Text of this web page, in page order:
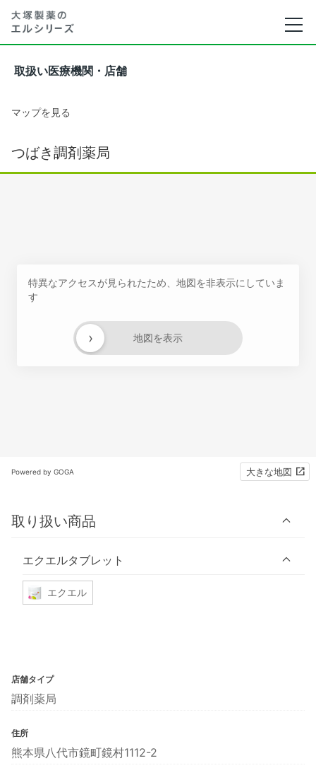
取扱い医療機関・店舗
マップを見る
つばき調剤薬局
特異なアクセスが見られたため、地図を非表示にしていま
す
地図を表示
›
Powered by GOGA 大きな地図
取り扱い商品
エクエルタブレット
エクエル
店舗タイプ
調剤薬局
住所
熊本県八代市鏡町鏡村1112-2